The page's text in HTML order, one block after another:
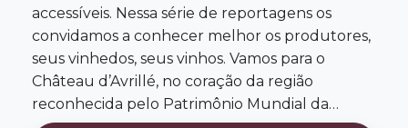
accessíveis. Nessa série de reportagens os
convidamos a conhecer melhor os produtores,
seus vinhedos, seus vinhos. Vamos para o
Château d’Avrillé, no coração da região
reconhecida pelo Patrimônio Mundial da…